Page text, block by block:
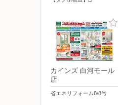
カインズ 白河モール
店
省エネリフォーム8/8号